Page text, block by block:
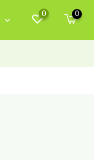
0 0